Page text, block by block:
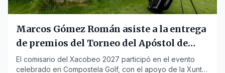
Marcos Gómez Román asiste a la entrega
de premios del Torneo del Apóstol de
Golf
El comisario del Xacobeo 2027 participó en el evento
celebrado en Compostela Golf, con el apoyo de la Xunta